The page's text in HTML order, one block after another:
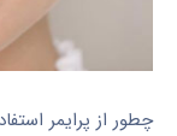
چطور از پرایمر